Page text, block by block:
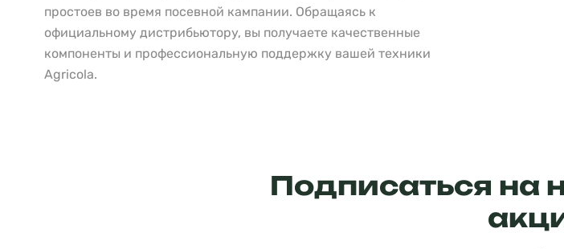
простоев во время посевной кампании. Обращаясь к
официальному дистрибьютору, вы получаете качественные
компоненты и профессиональную поддержку вашей техники
Agricola.
Подписаться на